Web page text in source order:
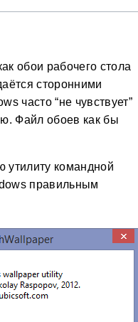
обои рабочего стола
сторонними
часто “не чувствует”
Файл обоев как бы
утилиту командной
правильным